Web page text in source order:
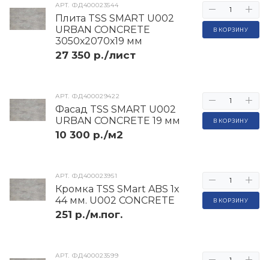
АРТ.ФД400023599
АРТ.ФД400023951
Кромка TSS SMart ABS 1х
44 мм. U002 CONCRETE
251 р./м.пог.
В КОРЗИНУ
АРТ.ФД400029422
Фасад TSS SMART U002
URBAN CONCRETE 19 мм
10 300 р./м2
В КОРЗИНУ
АРТ.ФД400023544
Плита TSS SMART U002
URBAN CONCRETE
3050х2070х19 мм
27 350 р./лист
В КОРЗИНУ